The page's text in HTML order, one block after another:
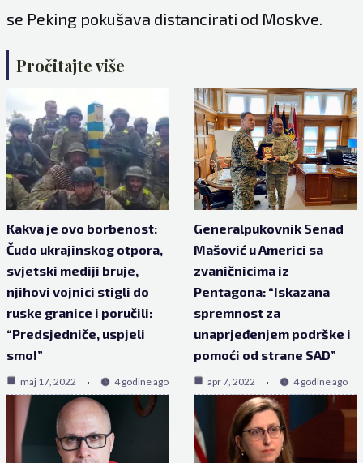
se Peking pokušava distancirati od Moskve.
Pročitajte više
Kakva je ovo borbenost:
Čudo ukrajinskog otpora,
svjetski mediji bruje,
njihovi vojnici stigli do
ruske granice i poručili:
“Predsjedniče, uspjeli
smo!”
maj 17, 2022 4 godine ago
Generalpukovnik Senad
Mašović u Americi sa
zvaničnicima iz
Pentagona: “Iskazana
spremnost za
unaprjeđenjem podrške i
pomoći od strane SAD”
apr 7, 2022 4 godine ago